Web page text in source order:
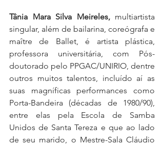
Tânia Mara Silva Meireles, multiartista
singular, além de bailarina, coreógrafa e
maître de Ballet, é artista plástica,
professora universitária, com Pós-
doutorado pelo PPGAC/UNIRIO, dentre
outros muitos talentos, incluído aí as
suas magníficas performances como
Porta-Bandeira (décadas de 1980/90),
entre elas pela Escola de Samba
Unidos de Santa Tereza e que ao lado
de seu marido, o Mestre-Sala Cláudio